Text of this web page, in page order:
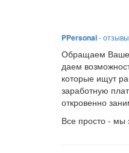
PPersonal-
Обращаем Ваше
даем
которые ищут
заработную
откровенно
Все просто - мы